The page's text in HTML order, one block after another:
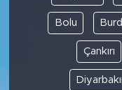
Bolu
Çankırı